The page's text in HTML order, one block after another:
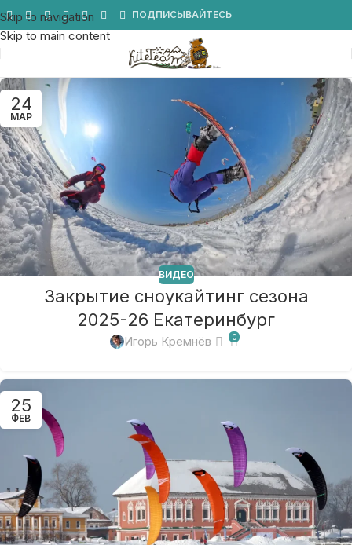
Skip to navigation
Skip to main content
ПОДПИСЫВАЙТЕСЬ
24
МАР
ВИДЕО
Закрытие сноукайтинг сезона
2025-26 Екатеринбург
Игорь Кремнёв 0
25
ФЕВ